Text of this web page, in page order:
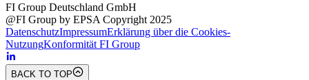
FI Group Deutschland GmbH
@FI Group by EPSA Copyright 2025
DatenschutzImpressumErklärung über die Cookies-
NutzungKonformität FI Group
BACK TO TOP